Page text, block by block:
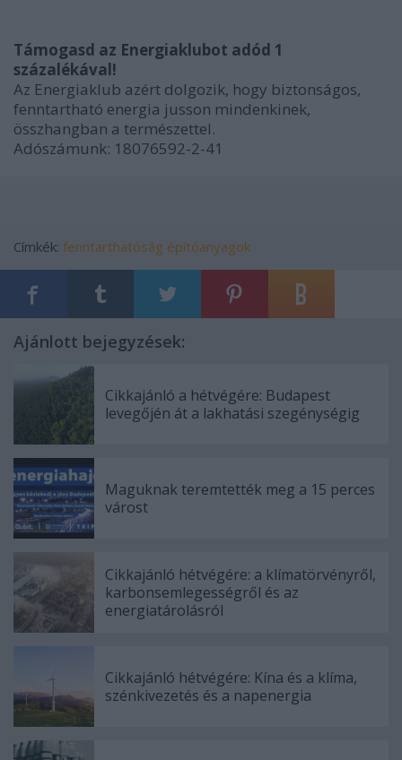
Támogasd az Energiaklubot adód 1
százalékával!
Az Energiaklub azért dolgozik, hogy biztonságos,
fenntartható energia jusson mindenkinek,
összhangban a természettel.
Adószámunk: 18076592-2-41
Címkék: fenntarthatóság építőanyagok
Ajánlott bejegyzések:
Cikkajánló a hétvégére: Budapest
levegőjén át a lakhatási szegénységig
Maguknak teremtették meg a 15 perces
várost
Cikkajánló hétvégére: a klímatörvényről,
karbonsemlegességről és az
energiatárolásról
Cikkajánló hétvégére: Kína és a klíma,
szénkivezetés és a napenergia